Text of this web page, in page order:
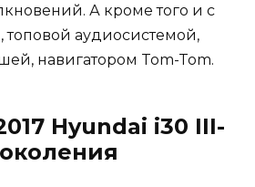
А кроме того и с
топовой аудиосистемой,
навигатором Tom-Tom.
Hyundai i30 III-